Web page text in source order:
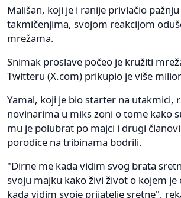
Mališan, koji je i ranije privlačio
takmičenjima, svojom reakcijom
mrežama.
Snimak proslave počeo je kružiti
Twitteru (X.com) prikupio je više
Yamal, koji je bio starter na utakmici,
novinarima u miks zoni o tome kako
mu je polubrat po majci i drugi
porodice na tribinama bodrili.
"Dirne me kada vidim svog brata
svoju majku kako živi život o kojem je
kada vidim svoje prijatelje sretne",